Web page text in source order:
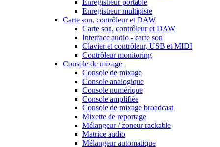
Enregistreur portable
Enregistreur multipiste
Carte son, contrôleur et DAW
Carte son, contrôleur et DAW
Interface audio - carte son
Clavier et contrôleur, USB et MIDI
Contrôleur monitoring
Console de mixage
Console de mixage
Console analogique
Console numérique
Console amplifiée
Console de mixage broadcast
Mixette de reportage
Mélangeur / zoneur rackable
Matrice audio
Mélangeur automatique